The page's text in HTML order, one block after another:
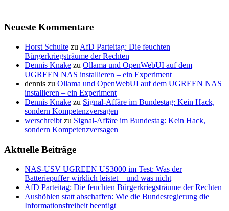
Neueste Kommentare
Horst Schulte zu AfD Parteitag: Die feuchten
Bürgerkriegsträume der Rechten
Dennis Knake zu Ollama und OpenWebUI auf dem
UGREEN NAS installieren – ein Experiment
dennis zu Ollama und OpenWebUI auf dem UGREEN NAS
installieren – ein Experiment
Dennis Knake zu Signal-Affäre im Bundestag: Kein Hack,
sondern Kompetenzversagen
werschreibt zu Signal-Affäre im Bundestag: Kein Hack,
sondern Kompetenzversagen
Aktuelle Beiträge
NAS-USV UGREEN US3000 im Test: Was der
Batteriepuffer wirklich leistet – und was nicht
AfD Parteitag: Die feuchten Bürgerkriegsträume der Rechten
Aushöhlen statt abschaffen: Wie die Bundesregierung die
Informationsfreiheit beerdigt